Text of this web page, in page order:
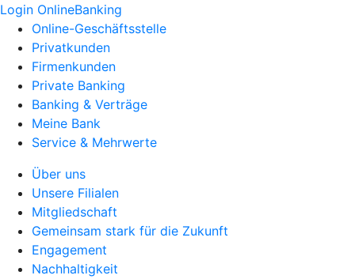
Login OnlineBanking
Online-Geschäftsstelle
Privatkunden
Firmenkunden
Private Banking
Banking & Verträge
Meine Bank
Service & Mehrwerte
Über uns
Unsere Filialen
Mitgliedschaft
Gemeinsam stark für die Zukunft
Engagement
Nachhaltigkeit